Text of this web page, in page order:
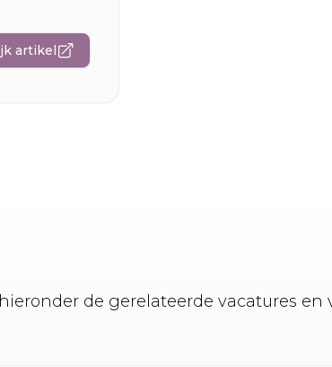
artikel
de gerelateerde vacatures en